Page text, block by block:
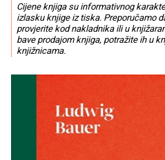
Cijene knjiga su informativnog
izlasku knjige iz tiska. Preporučamo
provjerite kod nakladnika ili u
bave prodajom knjiga, potražite ih u
knjižnicama.